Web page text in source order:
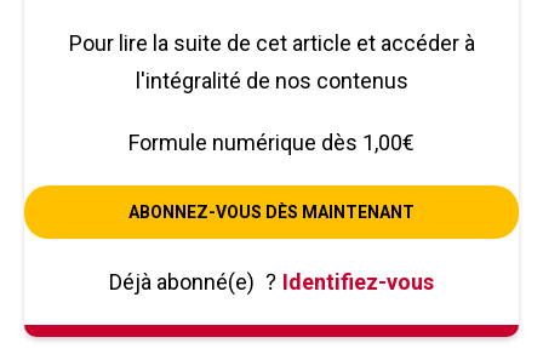
Pour lire la suite de cet article et accéder à
l'intégralité de nos contenus
Formule numérique dès 1,00€
ABONNEZ-VOUS DÈS MAINTENANT
Déjà abonné(e) ? Identifiez-vous